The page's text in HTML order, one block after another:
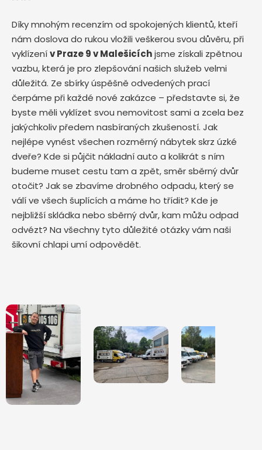
Díky mnohým recenzím od spokojených klientů, kteří
nám doslova do rukou vložili veškerou svou důvěru, při
vyklízenív Praze 9 v Malešicíchjsme získali zpětnou
vazbu, která je pro zlepšování našich služeb velmi
důležitá. Ze sbírky úspěšně odvedených prací
čerpáme při každé nové zakázce – představte si, že
byste měli vyklízet svou nemovitost sami a zcela bez
jakýchkoliv předem nasbíraných zkušeností. Jak
nejlépe vynést všechen rozměrný nábytek skrz úzké
dveře? Kde si půjčit nákladní auto a kolikrát s ním
budeme muset cestu tam a zpět, směr sběrný dvůr
otočit? Jak se zbavíme drobného odpadu, který se
válí ve všech šuplících a máme ho třídit? Kde je
nejbližší skládka nebo sběrný dvůr, kam můžu odpad
odvézt? Na všechny tyto důležité otázky vám naši
šikovní chlapi umí odpovědět.